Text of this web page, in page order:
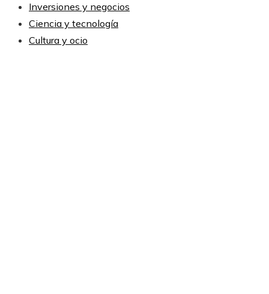
Inversiones y negocios
Ciencia y tecnología
Cultura y ocio